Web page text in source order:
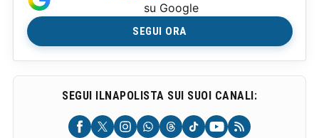
su Google
SEGUI ORA
SEGUI ILNAPOLISTA SUI SUOI CANALI: